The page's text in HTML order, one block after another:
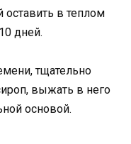
в теплом
дней.
тщательно
выжать в него
основой.